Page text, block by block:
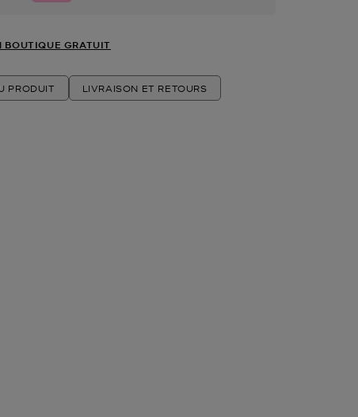
BOUTIQUE GRATUIT
PRODUIT LIVRAISON ET RETOURS